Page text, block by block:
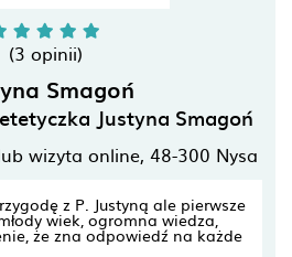
(3 opinii)
Smagoń
Justyna Smagoń
wizyta online, 48-300 Nysa
z P. Justyną ale pierwsze
wiek, ogromna wiedza,
że zna odpowiedź na każde